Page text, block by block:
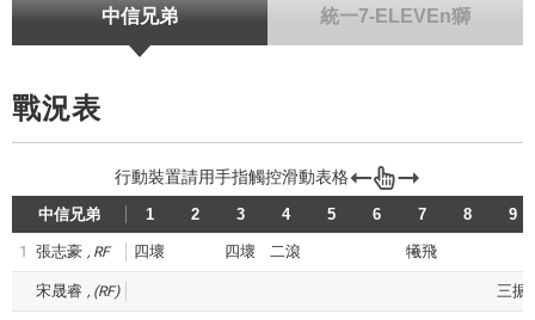
中信兄弟 統一7-ELEVEn獅
戰況表
中信兄弟 1 2 3 4 5 6 7 8 9
1 張志豪 RF 四壞 四壞 二滾 犧飛
宋晟睿 (RF) 三振